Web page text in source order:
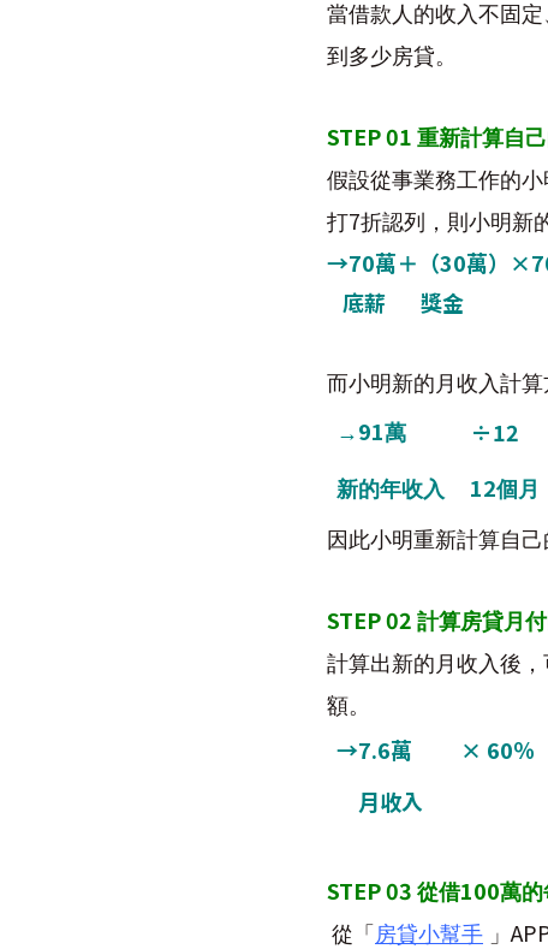
當借款人的收入不固
到多少房貸。
STEP 01 重新計算自
假設從事業務工作的
打7折認列，則小明新
→70萬＋（30萬）
底薪
獎金
而小明新的月收入計算
→ 91萬 ÷12
新的年收入 12個月
因此小明重新計算自
STEP 02 計算房貸月
計算出新的月收入後
額。
→7.6萬 × 60％
月收入
STEP 03 從借100萬的
從「 房貸小幫手 」